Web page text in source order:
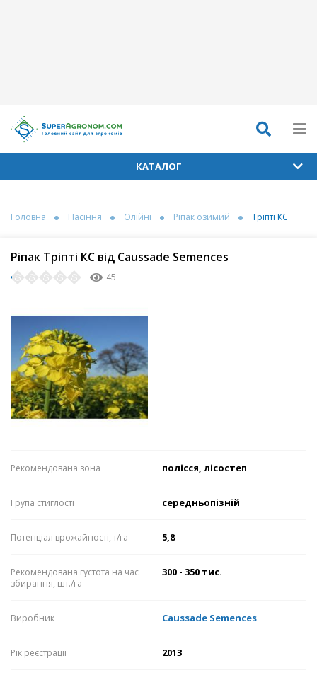
КАТАЛОГ
Головна Насіння Олійні Ріпак озимий Тріпті КС
Ріпак Тріпті КС від Caussade Semences
45
Рекомендована зона полісся, лісостеп
Група стиглості середньопізній
Потенціал врожайності, т/га 5,8
Рекомендована густота на час
збирання, шт./га
300 - 350 тис.
Виробник Caussade Semences
Рік реєстрації 2013